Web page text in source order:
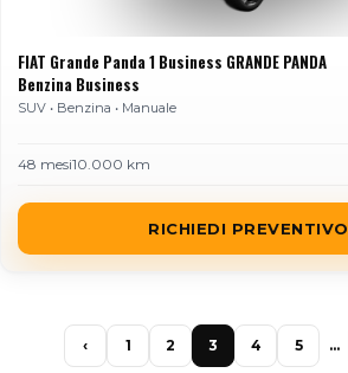
FIAT Grande Panda 1 Business GRANDE PANDA
Benzina Business
SUV • Benzina • Manuale
48 mesi10.000 km
RICHIEDI PREVENTIVO
‹ 1 2 3 4 5 …